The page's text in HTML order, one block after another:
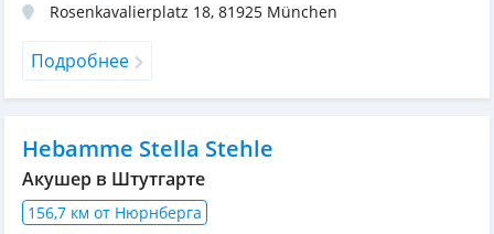
Rosenkavalierplatz 18, 81925 München
Подробнее
Hebamme Stella Stehle
Акушер в Штутгарте
156,7 км от Нюрнберга